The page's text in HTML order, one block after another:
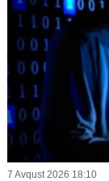
7 Avqust 2026 18:10